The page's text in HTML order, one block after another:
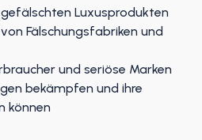
Luxusprodukten
Fälschungsfabriken und
und seriöse Marken
bekämpfen und ihre
können